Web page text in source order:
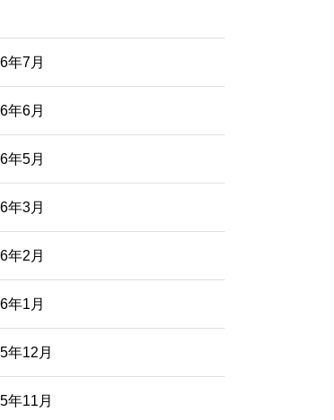
年7月
年6月
年5月
年3月
年2月
年1月
年12月
年11月